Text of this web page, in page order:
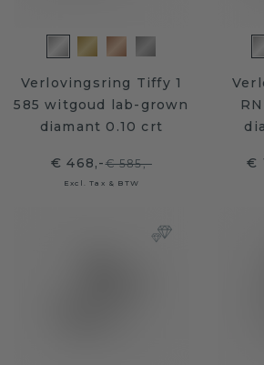
Verlovingsring Tiffy 1
585 witgoud lab-grown
diamant 0.10 crt
€ 468,-€ 585,-
Excl. Tax & BTW
€